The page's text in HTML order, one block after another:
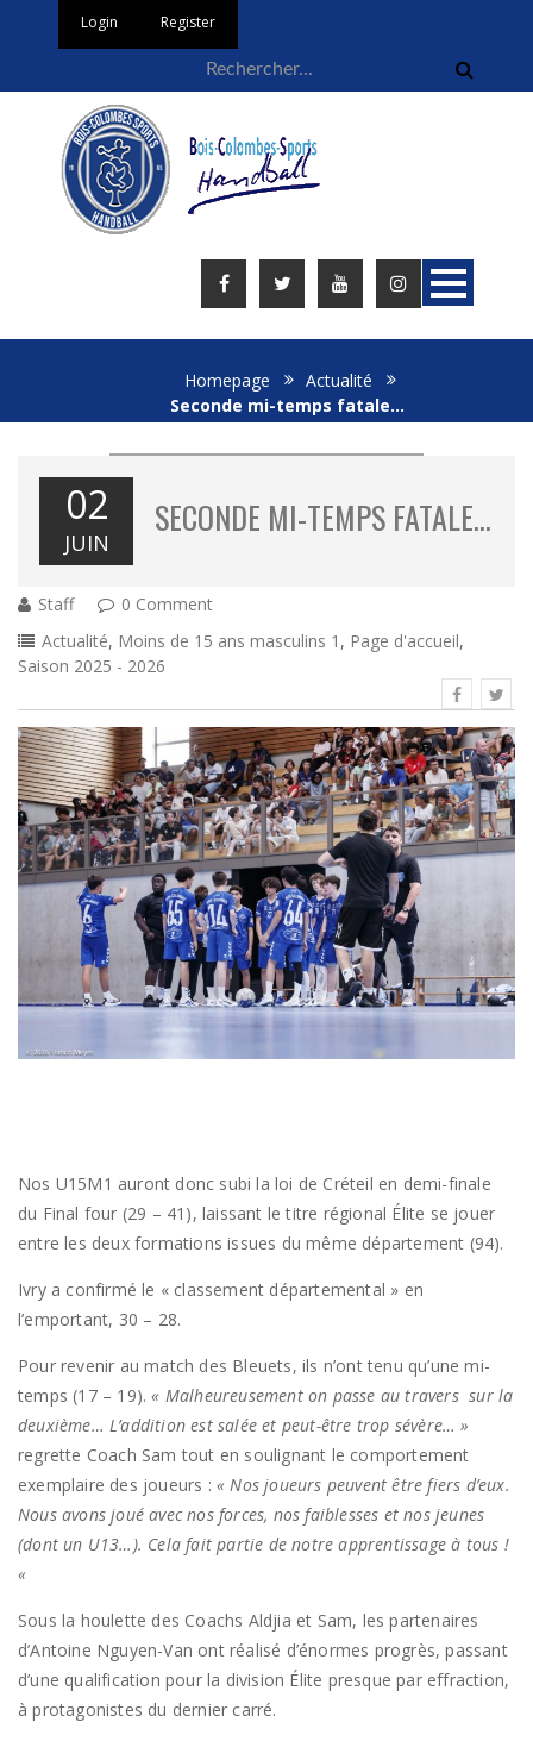
Login Register
Homepage
Actualité
Seconde mi-temps fatale…
02
JUIN
SECONDE MI-TEMPS FATALE…
Staff
0 Comment
Actualité, Moins de 15 ans masculins 1 , Page d'accueil,
Saison 2025 - 2026
Nos U15M1 auront donc subi la loi de Créteil en demi-finale
du Final four (29 – 41), laissant le titre régional Élite se jouer
entre les deux formations issues du même département (94).
Ivry a confirmé le « classement départemental » en
l’emportant, 30 – 28.
Pour revenir au match des Bleuets, ils n’ont tenu qu’une mi-
temps (17 – 19).« Malheureusement on passe au travers sur la
deuxième… L’addition est salée et peut-être trop sévère… »
regrette Coach Sam tout en soulignant le comportement
exemplaire des joueurs : « Nos joueurs peuvent être fiers d’eux.
Nous avons joué avec nos forces, nos faiblesses et nos jeunes
(dont un U13…). Cela fait partie de notre apprentissage à tous !
«
Sous la houlette des Coachs Aldjia et Sam, les partenaires
d’Antoine Nguyen-Van ont réalisé d’énormes progrès, passant
d’une qualification pour la division Élite presque par effraction,
à protagonistes du dernier carré.